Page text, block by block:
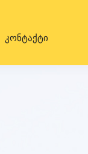
კონტაქტი